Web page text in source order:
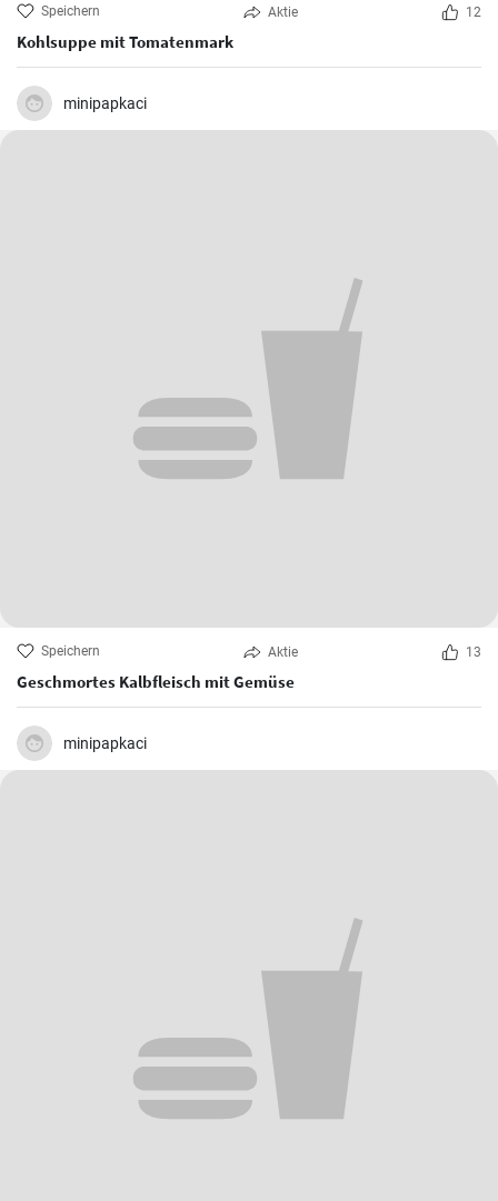
Speichern Aktie 12
Kohlsuppe mit Tomatenmark
minipapkaci
Speichern Aktie 13
Geschmortes Kalbfleisch mit Gemüse
minipapkaci